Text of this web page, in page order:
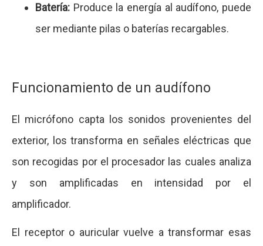
Batería: Produce la energía al audífono, puede
ser mediante pilas o baterías recargables.
Funcionamiento de un audífono
El micrófono capta los sonidos provenientes del
exterior, los transforma en señales eléctricas que
son recogidas por el procesador las cuales analiza
y son amplificadas en intensidad por el
amplificador.
El receptor o auricular vuelve a transformar esas